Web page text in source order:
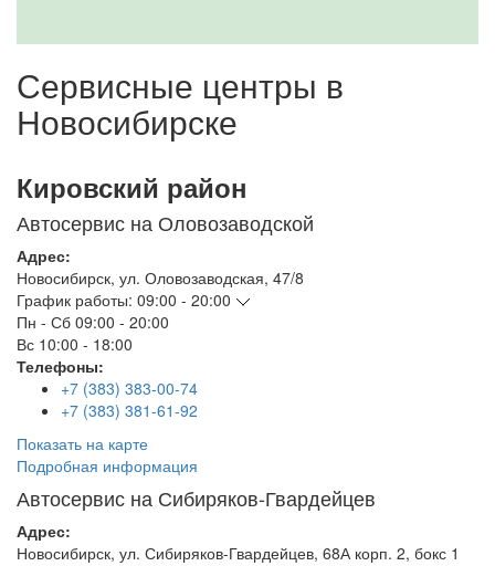
Сервисные центры в
Новосибирске
Кировский район
Автосервис на Оловозаводской
Адрес:
Новосибирск, ул. Оловозаводская, 47/8
График работы: 09:00 - 20:00
Пн - Сб 09:00 - 20:00
Вс 10:00 - 18:00
Телефоны:
+7 (383) 383-00-74
+7 (383) 381-61-92
Показать на карте
Подробная информация
Автосервис на Сибиряков-Гвардейцев
Адрес:
Новосибирск, ул. Сибиряков-Гвардейцев, 68А корп. 2, бокс 1